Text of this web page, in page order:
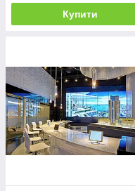
Купити